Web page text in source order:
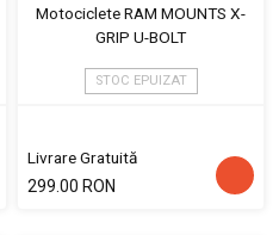
Motociclete RAM MOUNTS X-
GRIP U-BOLT
STOC EPUIZAT
Livrare Gratuită
299.00 RON